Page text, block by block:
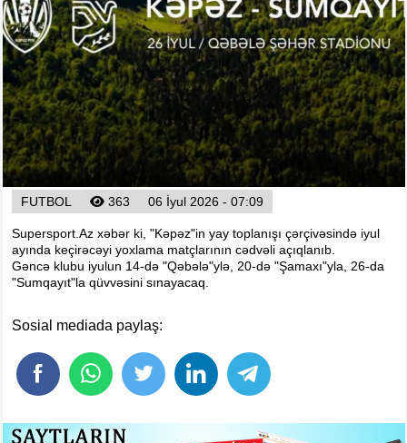
İslamiada-2017
Formula-1
Su İdman növləri
Tokio-2020
Layihə
Qış Olimpiya
İslamiada-2021
Dünya Kuboku-2022
FUTBOL 363 06 İyul 2026 - 07:09
Supersport.Az xəbər ki, "Kəpəz"in yay toplanışı çərçivəsində iyul
ayında keçirəcəyi yoxlama matçlarının cədvəli açıqlanıb.
Gəncə klubu iyulun 14-də "Qəbələ"ylə, 20-də "Şamaxı"yla, 26-da
"Sumqayıt"la qüvvəsini sınayacaq.
Sosial mediada paylaş: